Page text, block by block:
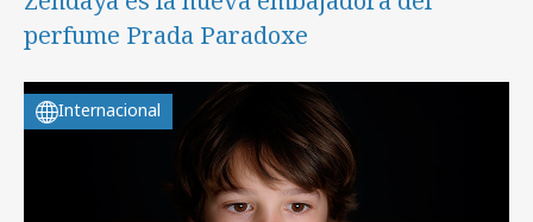
perfume Prada Paradoxe
Internacional